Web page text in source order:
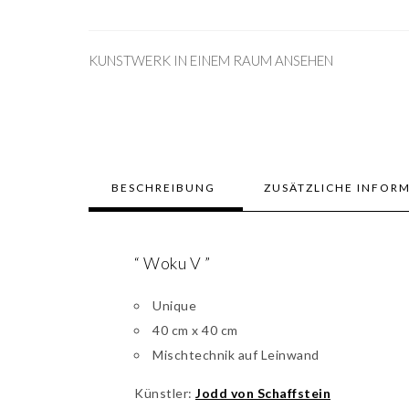
KUNSTWERK IN EINEM RAUM ANSEHEN
BESCHREIBUNG ZUSÄTZLICHE
“ Woku V ”
Unique
40 cm x 40 cm
Mischtechnik auf Leinwand
Künstler: Jodd von Schaffstein